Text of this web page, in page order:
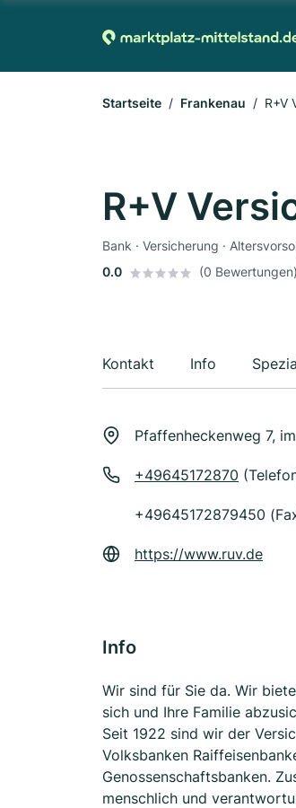
Startseite Frankenau R+V
R+V
Bank · Versicherung ·
0.0
(0 Bewertungen)
Kontakt Info
Pfaffenheckenweg 7,
+49645172870
+49645172879450
https://www.ruv.de
Info
Wir sind für Sie da. Wir
sich und Ihre Familie
Seit 1922 sind wir der
Volksbanken
Genossenschaftsbanken.
menschlich und